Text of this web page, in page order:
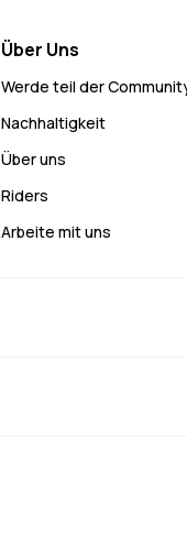
Über Uns
Werde teil der
Nachhaltigkeit
Über uns
Riders
Arbeite mit uns